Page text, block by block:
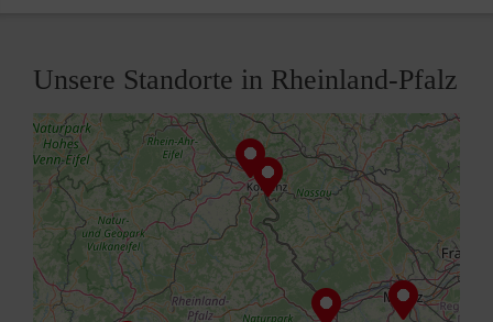
Unsere Standorte in Rheinland-Pfalz